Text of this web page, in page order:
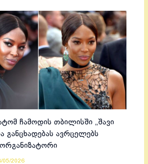
ჩამოდის თბილისში „შავი
განცხადებას ავრცელებს
ორგანიზატორი
05/2026